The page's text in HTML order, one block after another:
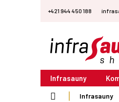
+421 944 450 188
Infrasauny
DomovInfrasauny